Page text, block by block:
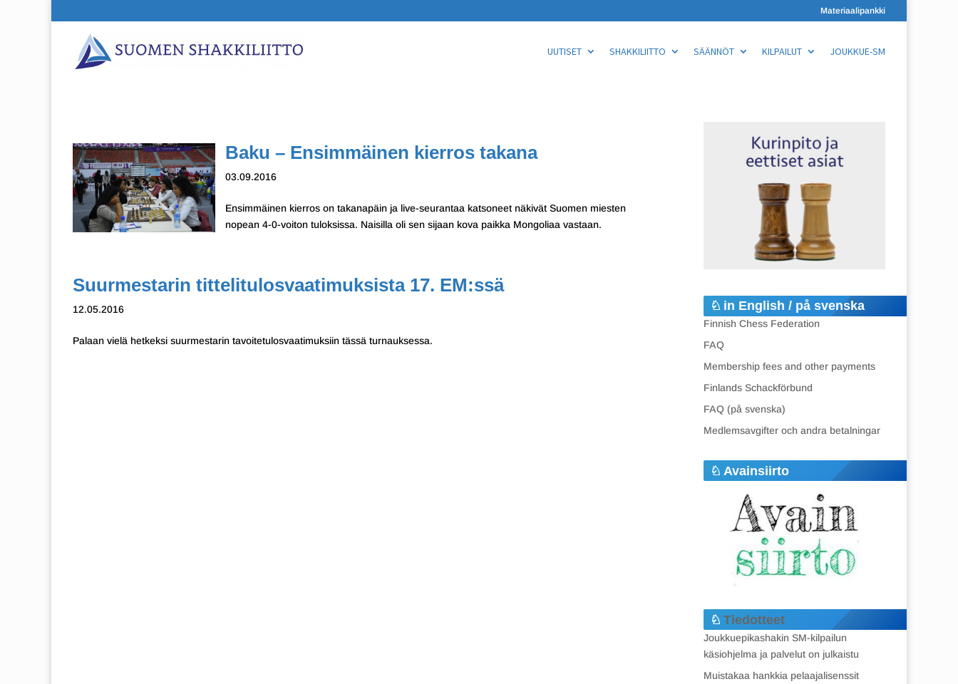
Materiaalipankki
UUTISET SHAKKILIITTO SÄÄNNÖT KILPAILUT JOUKKUE-SM
Baku – Ensimmäinen kierros takana
03.09.2016
Ensimmäinen kierros on takanapäin ja live-seurantaa katsoneet näkivät Suomen miesten
nopean 4-0-voiton tuloksissa. Naisilla oli sen sijaan kova paikka Mongoliaa vastaan.
Suurmestarin tittelitulosvaatimuksista 17. EM:ssä
12.05.2016
Palaan vielä hetkeksi suurmestarin tavoitetulosvaatimuksiin tässä turnauksessa.
in English / på svenska
Finnish Chess Federation
FAQ
Membership fees and other payments
Finlands Schackförbund
FAQ (på svenska)
Medlemsavgifter och andra betalningar
Avainsiirto
Tiedotteet
Joukkuepikashakin SM-kilpailun
käsiohjelma ja palvelut on julkaistu
Muistakaa hankkia pelaajalisenssit